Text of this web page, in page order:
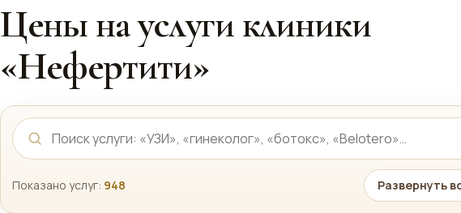
Цены на услуги клиники
«Нефертити»
Показано услуг: 948 Развернуть